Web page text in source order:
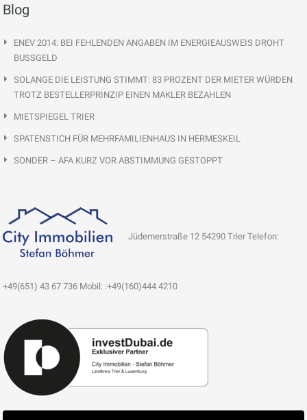
Blog
ENEV 2014: BEI FEHLENDEN ANGABEN IM ENERGIEAUSWEIS DROHT
BUSSGELD
SOLANGE DIE LEISTUNG STIMMT: 83 PROZENT DER MIETER WÜRDEN
TROTZ BESTELLERPRINZIP EINEN MAKLER BEZAHLEN
MIETSPIEGEL TRIER
SPATENSTICH FÜR MEHRFAMILIENHAUS IN HERMESKEIL
SONDER – AFA KURZ VOR ABSTIMMUNG GESTOPPT
Jüdemerstraße 12 54290 Trier Telefon:
+49(651) 43 67 736 Mobil: :+49(160)444 4210